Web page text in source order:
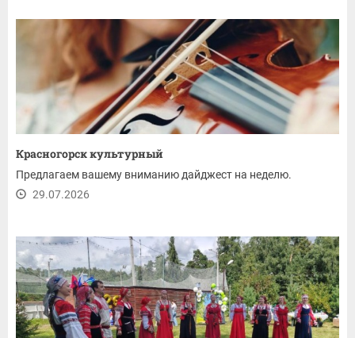
Красногорск культурный
Предлагаем вашему вниманию дайджест на неделю.
29.07.2026